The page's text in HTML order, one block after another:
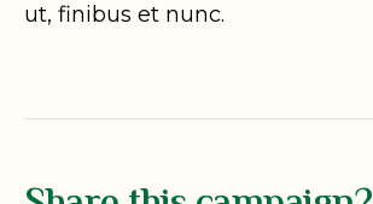
ut, finibus et nunc.